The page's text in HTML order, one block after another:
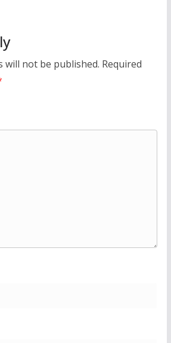
will not be published. Required